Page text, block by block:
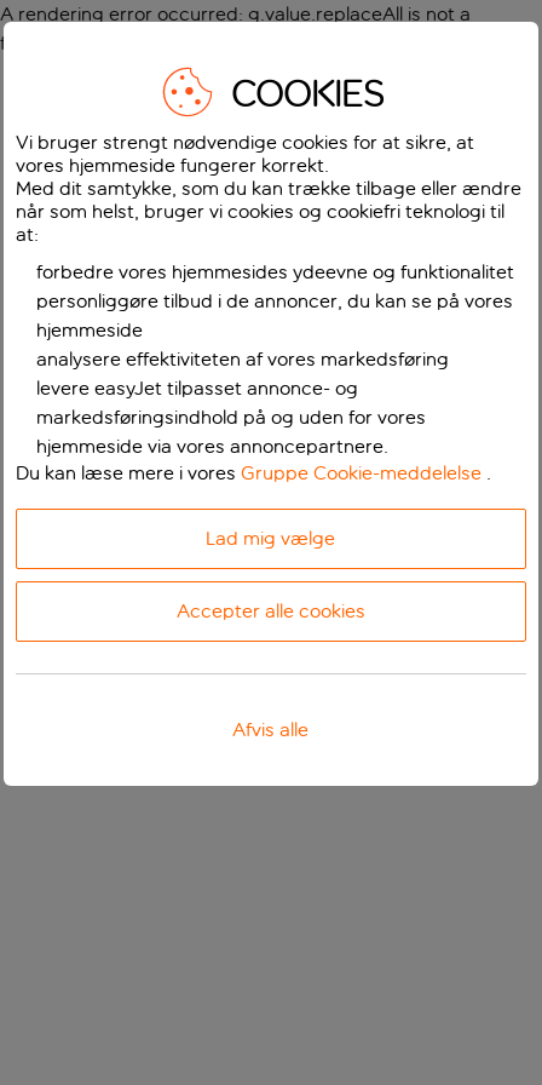
A rendering error occurred: g.value.replaceAll is not a
function
COOKIES
Vi bruger strengt nødvendige cookies for at sikre, at
vores hjemmeside fungerer korrekt.
Med dit samtykke, som du kan trække tilbage eller ændre
når som helst, bruger vi cookies og cookiefri teknologi til
at:
forbedre vores hjemmesides ydeevne og funktionalitet
personliggøre tilbud i de annoncer, du kan se på vores
hjemmeside
analysere effektiviteten af vores markedsføring
levere easyJet tilpasset annonce- og
markedsføringsindhold på og uden for vores
hjemmeside via vores annoncepartnere.
Du kan læse mere i voresGruppe Cookie-meddelelse .
Lad mig vælge
Accepter alle cookies
Afvis alle